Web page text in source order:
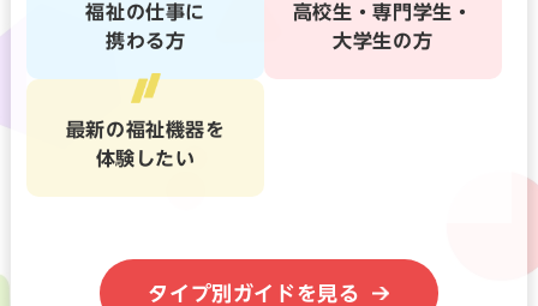
福祉の仕事に
携わる方
高校生・専門学生・
大学生の方
最新の福祉機器を
体験したい
タイプ別ガイドを見る